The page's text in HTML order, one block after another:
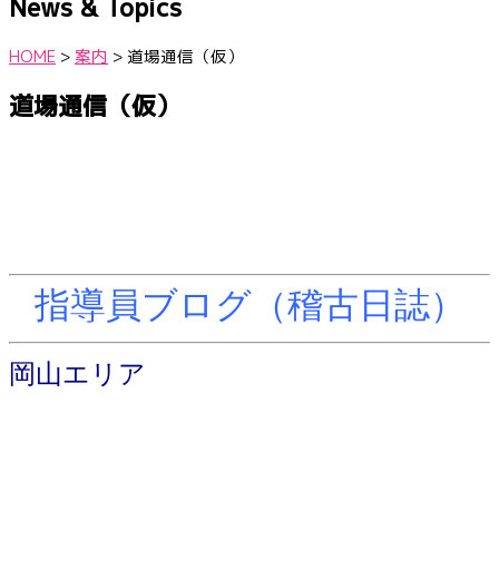
HOME > 案内 > 道場通信（仮）
道場通信（仮）
指導員ブログ（稽古日誌）
岡山エリア